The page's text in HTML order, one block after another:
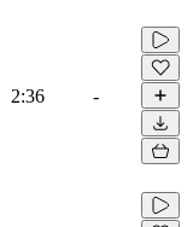
2:36 -